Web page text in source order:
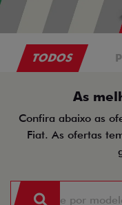
TODOS
As
Confira abaixo as
Fiat. As ofertas